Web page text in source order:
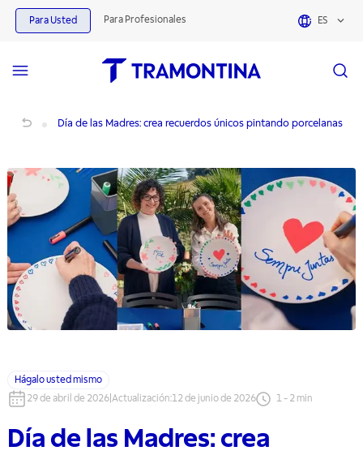
Para Usted Para Profesionales ES
Día de las Madres: crea recuerdos únicos pintando porcelanas
Hágalo usted mismo
29 de abril de 2026 Actualización:12 de junio de 2026 1- 2 min
Día de las Madres: crea